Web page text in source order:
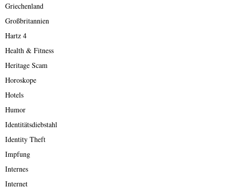
Griechenland
Großbritannien
Hartz 4
Health & Fitness
Heritage Scam
Horoskope
Hotels
Humor
Identitätsdiebstahl
Identity Theft
Impfung
Internes
Internet